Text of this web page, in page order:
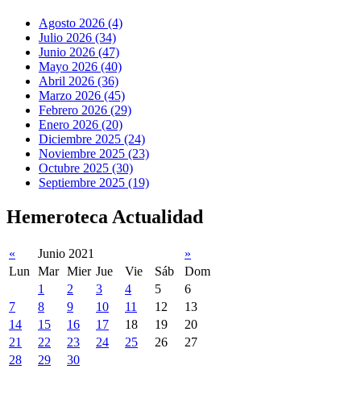
Agosto 2026 (4)
Julio 2026 (34)
Junio 2026 (47)
Mayo 2026 (40)
Abril 2026 (36)
Marzo 2026 (45)
Febrero 2026 (29)
Enero 2026 (20)
Diciembre 2025 (24)
Noviembre 2025 (23)
Octubre 2025 (30)
Septiembre 2025 (19)
Hemeroteca Actualidad
« Junio 2021
»
Lun
Mar Mier Jue Vie Sáb
Dom
1
2 3 4 5
6
7
8 9 10 11 12
13
14
15 16 17 18 19
20
21
22 23 24 25 26
27
28
29 30